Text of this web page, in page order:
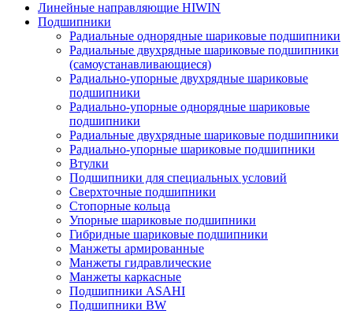
Линейные направляющие HIWIN
Подшипники
Радиальные однорядные шариковые подшипники
Радиальные двухрядные шариковые подшипники
(самоустанавливающиеся)
Радиально-упорные двухрядные шариковые
подшипники
Радиально-упорные однорядные шариковые
подшипники
Радиальные двухрядные шариковые подшипники
Радиально-упорные шариковые подшипники
Втулки
Подшипники для специальных условий
Сверхточные подшипники
Стопорные кольца
Упорные шариковые подшипники
Гибридные шариковые подшипники
Манжеты армированные
Манжеты гидравлические
Манжеты каркасные
Подшипники ASAHI
Подшипники BW